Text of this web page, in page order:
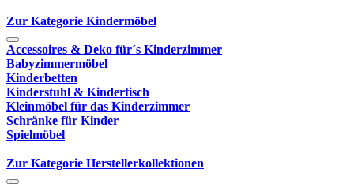
Zur Kategorie Kindermöbel
Accessoires & Deko für´s Kinderzimmer
Babyzimmermöbel
Kinderbetten
Kinderstuhl & Kindertisch
Kleinmöbel für das Kinderzimmer
Schränke für Kinder
Spielmöbel
Zur Kategorie Herstellerkollektionen